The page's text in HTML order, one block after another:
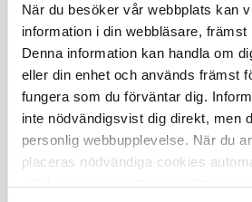
När du besöker vår webbplats kan
information i din webbläsare,
Denna information kan handla om
eller din enhet och används främst
fungera som du förväntar dig.
inte nödvändigsvist dig direkt, men
personlig webbupplevelse. När du
placeras nödvändiga cookies